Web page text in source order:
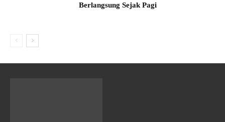
Berlangsung Sejak Pagi